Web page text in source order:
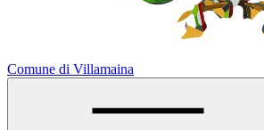
Comune di Villamaina